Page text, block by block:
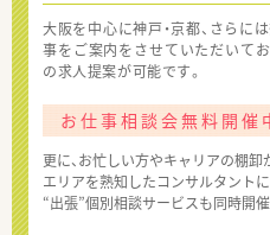
大阪を中心に神戸・京都、さらに
事をご案内をさせていただいて
の求人提案が可能です。
お仕事相談会無料開催
更に、お忙しい方やキャリアの棚
エリアを熟知したコンサルタントに
“出張”個別相談サービスも同時開催